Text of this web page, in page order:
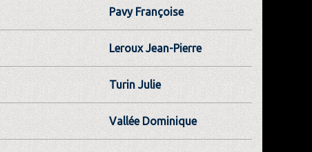
Pavy Françoise
Leroux Jean-Pierre
Turin Julie
Vallée Dominique